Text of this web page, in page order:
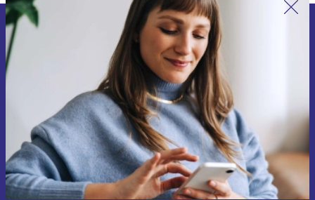
Meld je aan voor onze nieuwsbrief en
ontvang €15 korting!
Mis nooit meer een aanbieding.
Voucher aanvragen
Informatie over het gebruik van persoonsgegevens vind je in ons
privacybeleid.